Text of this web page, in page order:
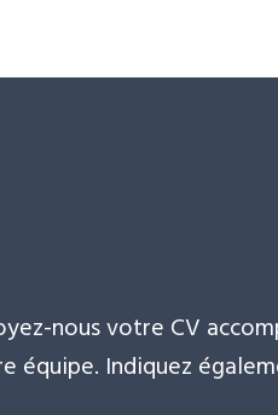
nous votre CV
équipe. Indiquez